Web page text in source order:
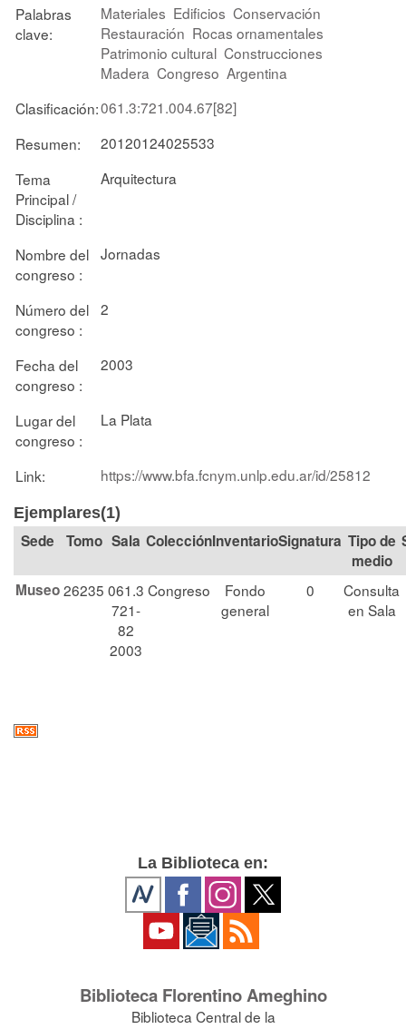
Palabras
clave:
Materiales Edificios Conservación
Restauración Rocas ornamentales
Patrimonio cultural Construcciones
Madera Congreso Argentina
Clasificación:061.3:721.004.67[82]
Resumen:
20120124025533
Tema
Principal /
Disciplina :
Arquitectura
Nombre del
congreso :
Jornadas
Número del
congreso :
2
Fecha del
congreso :
2003
Lugar del
congreso :
La Plata
Link: https://www.bfa.fcnym.unlp.edu.ar/id/25812
Ejemplares(1)
Tomo Sala Colección Signatura Tipo de
medio
Museo26235 061.3
721-
82
2003
Congreso
Fondo
general
0
Consulta
en Sala
La Biblioteca en:
Biblioteca Florentino Ameghino
Biblioteca Central de la